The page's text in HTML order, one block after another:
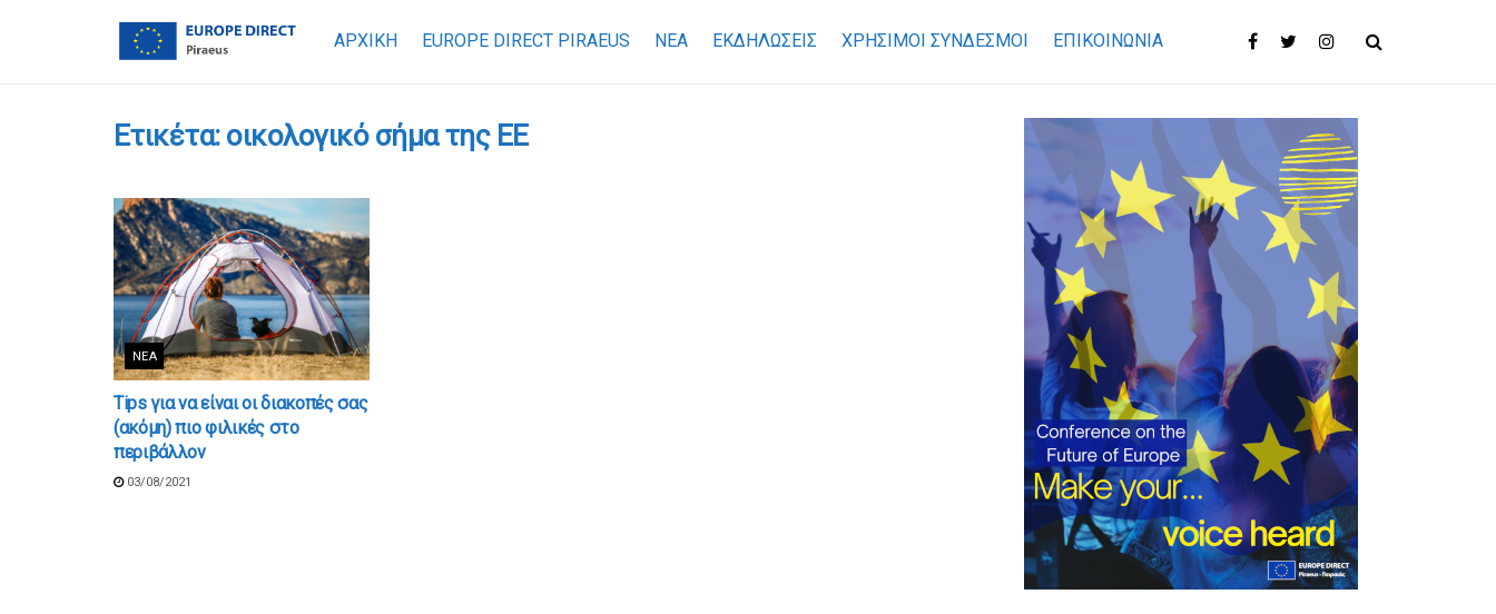
ΑΡΧΙΚΗ EUROPE DIRECT PIRAEUS ΝΕΑ ΕΚΔΗΛΩΣΕΙΣ ΧΡΉΣΙΜΟΙ ΣΎΝΔΕΣΜΟΙ ΕΠΙΚΟΙΝΩΝΊΑ
Ετικέτα: οικολογικό σήμα της ΕΕ
ΝΈΑ
Tips για να είναι οι διακοπές σας
(ακόμη) πιο φιλικές στο
περιβάλλον
03/08/2021